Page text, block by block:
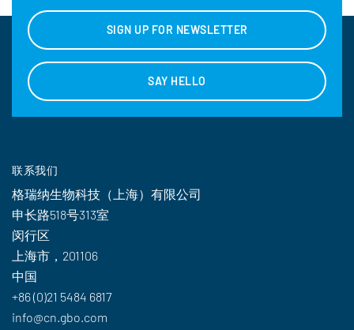
SIGN UP FOR NEWSLETTER
SAY HELLO
联系我们
格瑞纳生物科技（上海）有限公司
申长路518号313室
闵行区
上海市，201106
中国
+86 (0)21 5484 6817
info@cn.gbo.com